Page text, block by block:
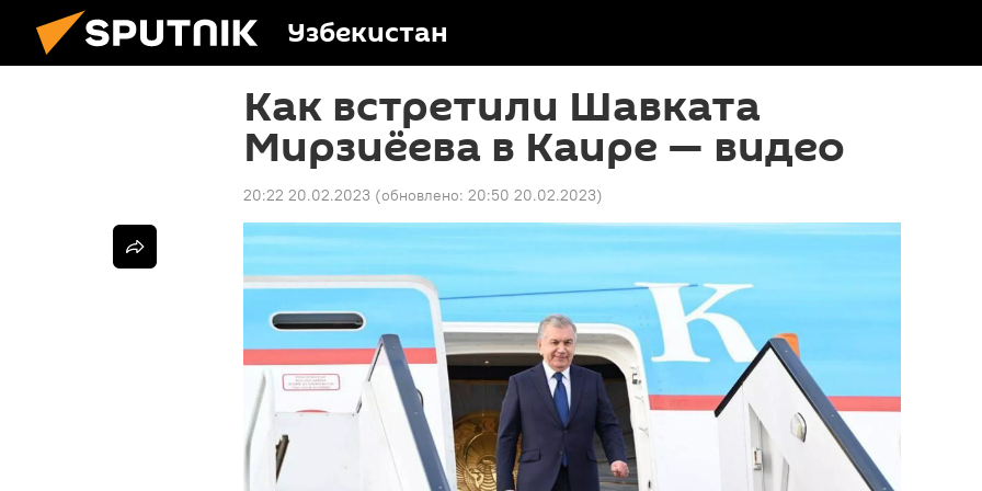
Узбекистан
Как встретили Шавката
Мирзиёева в Каире — видео
20:22 20.02.2023 (обновлено: 20:50 20.02.2023)